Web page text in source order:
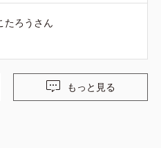
使っています。 気になる点
れないようビニールに入れ
ん破れてきます。持ち歩き
しいです。
たろうさん
もっと見る